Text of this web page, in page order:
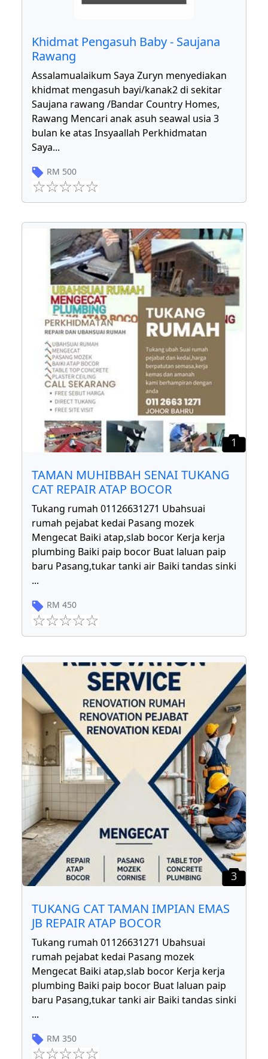
Khidmat Pengasuh Baby - Saujana
Rawang
Assalamualaikum Saya Zuryn menyediakan
khidmat mengasuh bayi/kanak2 di sekitar
Saujana rawang /Bandar Country Homes,
Rawang Mencari anak asuh seawal usia 3
bulan ke atas Insyaallah Perkhidmatan
Saya...
RM 500
1
TAMAN MUHIBBAH SENAI TUKANG
CAT REPAIR ATAP BOCOR
Tukang rumah 01126631271 Ubahsuai
rumah pejabat kedai Pasang mozek
Mengecat Baiki atap,slab bocor Kerja kerja
plumbing Baiki paip bocor Buat laluan paip
baru Pasang,tukar tanki air Baiki tandas sinki
...
RM 450
3
TUKANG CAT TAMAN IMPIAN EMAS
JB REPAIR ATAP BOCOR
Tukang rumah 01126631271 Ubahsuai
rumah pejabat kedai Pasang mozek
Mengecat Baiki atap,slab bocor Kerja kerja
plumbing Baiki paip bocor Buat laluan paip
baru Pasang,tukar tanki air Baiki tandas sinki
...
RM 350